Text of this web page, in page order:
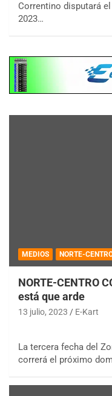
Correntino disputará
2023…
MEDIOS NORTE-
NORTE-CENTRO
está que arde
13 julio, 2023 E-Kart
La tercera fecha del
correrá el próximo